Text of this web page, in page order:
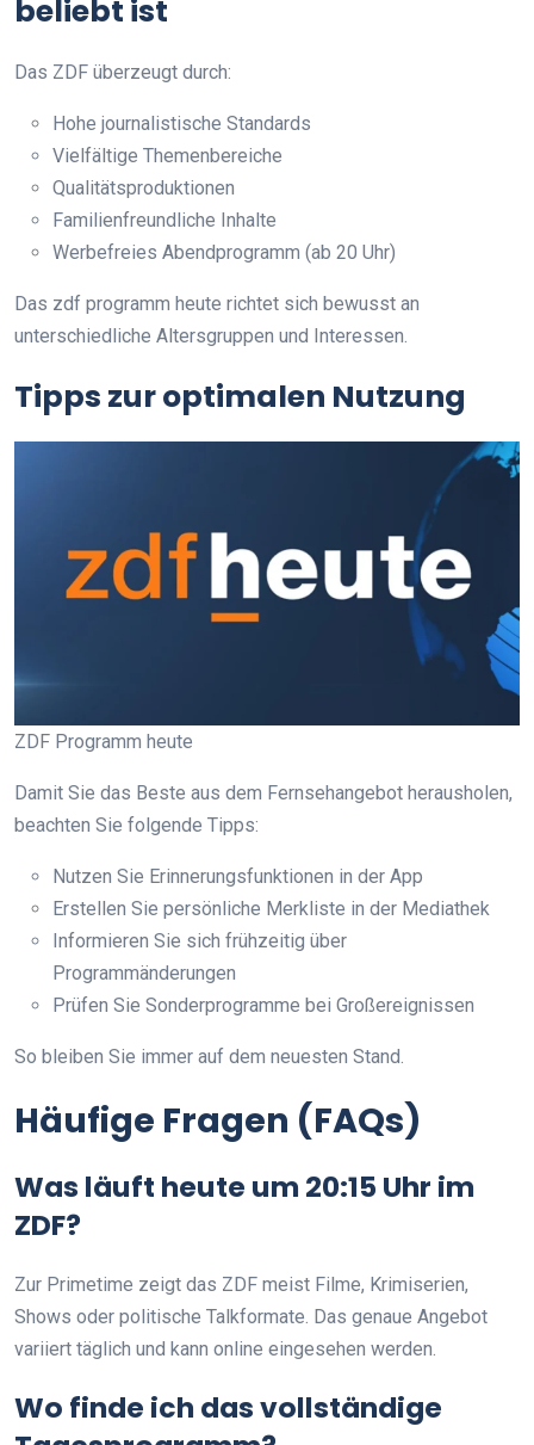
beliebt ist
Das ZDF überzeugt durch:
Hohe journalistische Standards
Vielfältige Themenbereiche
Qualitätsproduktionen
Familienfreundliche Inhalte
Werbefreies Abendprogramm (ab 20 Uhr)
Das zdf programm heute richtet sich bewusst an
unterschiedliche Altersgruppen und Interessen.
Tipps zur optimalen Nutzung
ZDF Programm heute
Damit Sie das Beste aus dem Fernsehangebot herausholen,
beachten Sie folgende Tipps:
Nutzen Sie Erinnerungsfunktionen in der App
Erstellen Sie persönliche Merkliste in der Mediathek
Informieren Sie sich frühzeitig über
Programmänderungen
Prüfen Sie Sonderprogramme bei Großereignissen
So bleiben Sie immer auf dem neuesten Stand.
Häufige Fragen (FAQs)
Was läuft heute um 20:15 Uhr im
ZDF?
Zur Primetime zeigt das ZDF meist Filme, Krimiserien,
Shows oder politische Talkformate. Das genaue Angebot
variiert täglich und kann online eingesehen werden.
Wo finde ich das vollständige